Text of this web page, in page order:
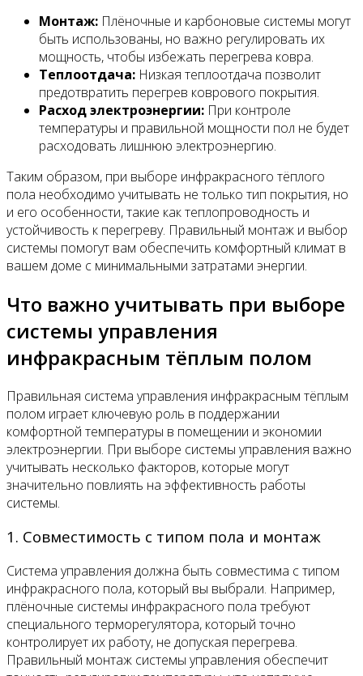
Монтаж: Плёночные и карбоновые системы могут
быть использованы, но важно регулировать их
мощность, чтобы избежать перегрева ковра.
Теплоотдача: Низкая теплоотдача позволит
предотвратить перегрев коврового покрытия.
Расход электроэнергии: При контроле
температуры и правильной мощности пол не будет
расходовать лишнюю электроэнергию.
Таким образом, при выборе инфракрасного тёплого
пола необходимо учитывать не только тип покрытия, но
и его особенности, такие как теплопроводность и
устойчивость к перегреву. Правильный монтаж и выбор
системы помогут вам обеспечить комфортный климат в
вашем доме с минимальными затратами энергии.
Что важно учитывать при выборе
системы управления
инфракрасным тёплым полом
Правильная система управления инфракрасным тёплым
полом играет ключевую роль в поддержании
комфортной температуры в помещении и экономии
электроэнергии. При выборе системы управления важно
учитывать несколько факторов, которые могут
значительно повлиять на эффективность работы
системы.
1. Совместимость с типом пола и монтаж
Система управления должна быть совместима с типом
инфракрасного пола, который вы выбрали. Например,
плёночные системы инфракрасного пола требуют
специального терморегулятора, который точно
контролирует их работу, не допуская перегрева.
Правильный монтаж системы управления обеспечит